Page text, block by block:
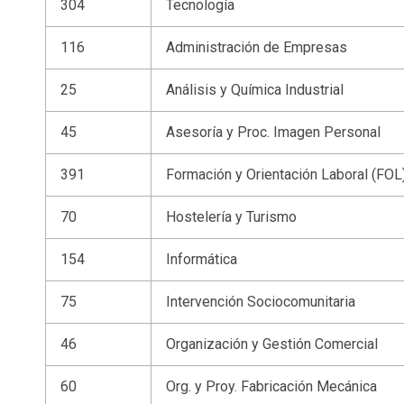
304 Tecnología
116 Administración de Empresas
25 Análisis y Química Industrial
45 Asesoría y Proc. Imagen Personal
391 Formación y Orientación Laboral
70 Hostelería y Turismo
154 Informática
75 Intervención Sociocomunitaria
46 Organización y Gestión Comercial
60 Org. y Proy. Fabricación Mecánica